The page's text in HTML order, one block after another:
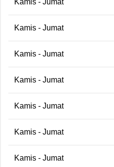
Kamis - Jumat
Kamis - Jumat
Kamis - Jumat
Kamis - Jumat
Kamis - Jumat
Kamis - Jumat